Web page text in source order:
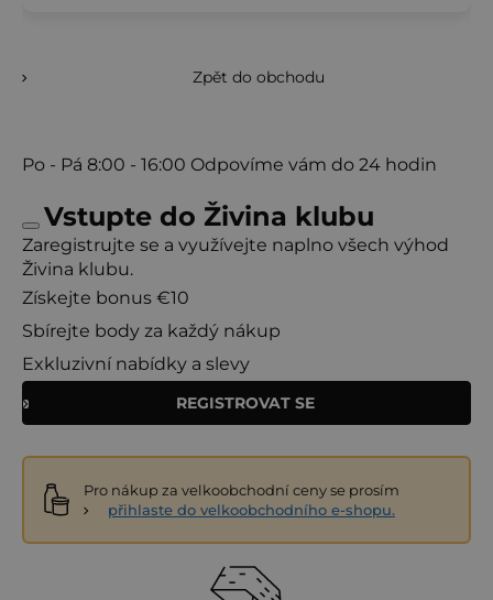
Zpět do obchodu
Po - Pá 8:00 - 16:00 Odpovíme vám do 24 hodin
Vstupte do Živina klubu
Zaregistrujte se a využívejte naplno všech výhod
Živina klubu.
Získejte bonus €10
Sbírejte body za každý nákup
Exkluzivní nabídky a slevy
REGISTROVAT SE
Pro nákup za velkoobchodní ceny se prosím
přihlaste do velkoobchodního e-shopu.